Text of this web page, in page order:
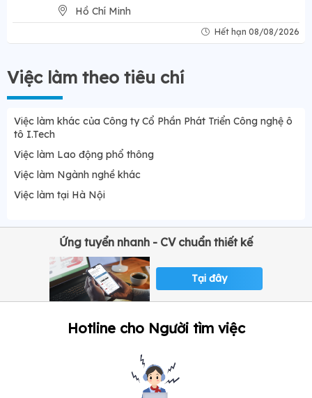
Hồ Chí Minh
Hết hạn 08/08/2026
Việc làm theo tiêu chí
Việc làm khác của Công ty Cổ Phần Phát Triển Công nghệ ô
tô I.Tech
Việc làm Lao động phổ thông
Việc làm Ngành nghề khác
Việc làm tại Hà Nội
Ứng tuyển nhanh - CV chuẩn thiết kế
Tại đây
Hotline cho Người tìm việc